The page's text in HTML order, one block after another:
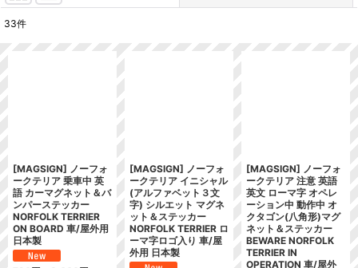
33件
[MAGSIGN] ノーフォ
ークテリア 乗車中 英
語 カーマグネット＆バ
ンパーステッカー
NORFOLK TERRIER
ON BOARD 車/屋外用
日本製
[MAGSIGN] ノーフォ
ークテリア イニシャル
(アルファベット３文
字) シルエット マグネ
ット＆ステッカー
NORFOLK TERRIER ロ
ーマ字ロゴ入り 車/屋
外用 日本製
[MAGSIGN] ノーフォ
ークテリア 注意 英語
英文 ローマ字 オペレ
ーション中 動作中 オ
クタゴン(八角形)マグ
ネット＆ステッカー
BEWARE NORFOLK
TERRIER IN
OPERATION 車/屋外